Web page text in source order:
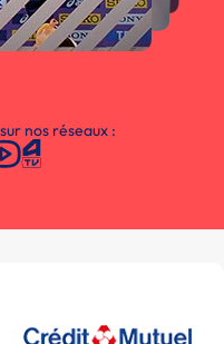
nos réseaux :